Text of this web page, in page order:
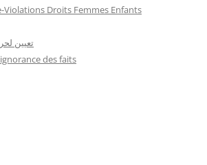
Violations Droits Femmes Enfants
تعيين
des faits